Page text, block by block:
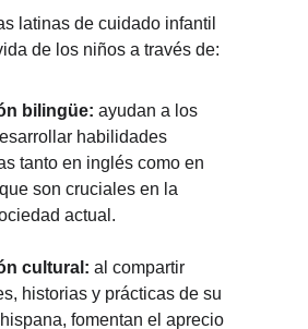
latinas de cuidado infantil
de los niños a través de:
bilingüe: ayudan a los
habilidades
tanto en inglés como en
son cruciales en la
actual.
cultural: al compartir
historias y prácticas de su
fomentan el aprecio